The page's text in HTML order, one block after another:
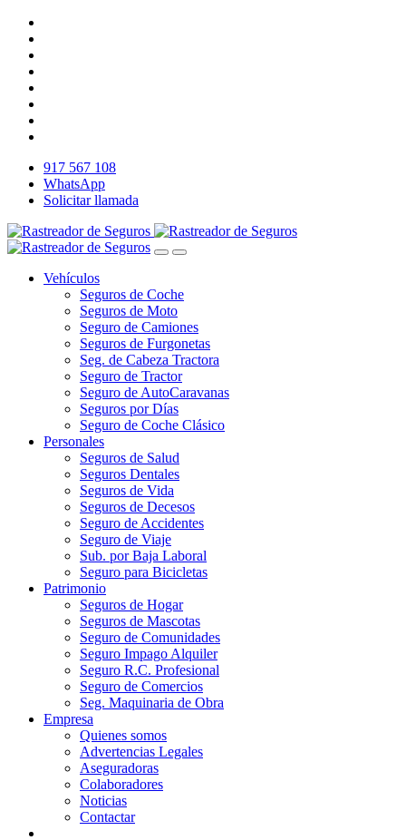
917 567 108
WhatsApp
Solicitar llamada
Vehículos
Seguros de Coche
Seguros de Moto
Seguro de Camiones
Seguros de Furgonetas
Seg. de Cabeza Tractora
Seguro de Tractor
Seguro de AutoCaravanas
Seguros por Días
Seguro de Coche Clásico
Personales
Seguros de Salud
Seguros Dentales
Seguros de Vida
Seguros de Decesos
Seguro de Accidentes
Seguro de Viaje
Sub. por Baja Laboral
Seguro para Bicicletas
Patrimonio
Seguros de Hogar
Seguros de Mascotas
Seguro de Comunidades
Seguro Impago Alquiler
Seguro R.C. Profesional
Seguro de Comercios
Seg. Maquinaria de Obra
Empresa
Quienes somos
Advertencias Legales
Aseguradoras
Colaboradores
Noticias
Contactar